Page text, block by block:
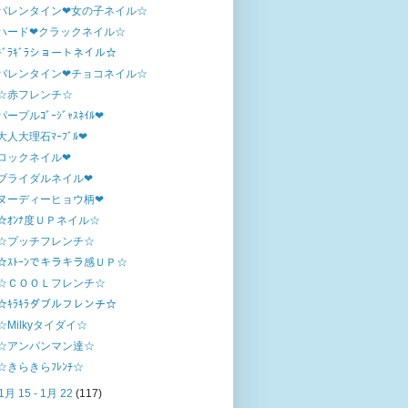
レンタイン❤女の子ネイル☆
ード❤クラックネイル☆
ﾞﾗｷﾞﾗショートネイル☆
レンタイン❤チョコネイル☆
赤フレンチ☆
ープルｺﾞｰｼﾞｬｽﾈｲﾙ❤
人大理石ﾏｰﾌﾞﾙ❤
ックネイル❤
ライダルネイル❤
ーディーヒョウ柄❤
ｵﾝﾅ度ＵＰネイル☆
プッチフレンチ☆
ｽﾄｰﾝでキラキラ感ＵＰ☆
ＣＯＯＬフレンチ☆
ｷﾗｷﾗダブルフレンチ☆
タイダイ☆
アンパンマン達☆
きらきらﾌﾚﾝﾁ☆
月 15 - 1月 22(117)